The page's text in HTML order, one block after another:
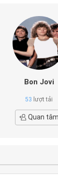
Bon Jovi
53 lượt tải
Quan tâm